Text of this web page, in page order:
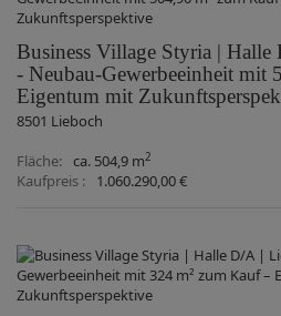
Business Village Styria |
- Neubau-Gewerbeeinheit mit
Eigentum mit
8501 Lieboch
Fläche
ca. 504,9 m2
Kaufpreis 1.060.290,00 €